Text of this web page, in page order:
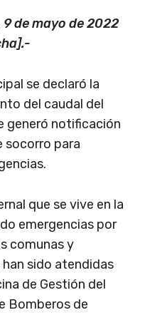
de mayo de 2022
se declaró la
del caudal del
generó notificación
socorro para
que se vive en la
emergencias por
comunas y
sido atendidas
de Gestión del
Bomberos de